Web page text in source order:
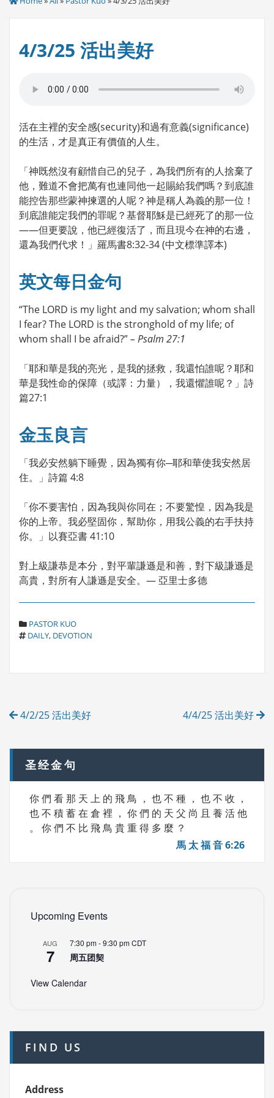
4/3/25 活出美好
活在主裡的安全感(security)和過有意義(significance)
的生活，才是真正有價值的人生。
「神既然沒有顧惜自己的兒子，為我們所有的人捨棄了
他，難道不會把萬有也連同他一起賜給我們嗎？到底誰
能控告那些蒙神揀選的人呢？神是稱人為義的那一位！
到底誰能定我們的罪呢？基督耶穌是已經死了的那一位
——但更要說，他已經復活了，而且現今在神的右邊，
還為我們代求！」羅馬書8:32-34 (中文標準譯本)
英文每日金句
“The LORD is my light and my salvation; whom shall
I fear? The LORD is the stronghold of my life; of
whom shall I be afraid?”– Psalm 27:1
「耶和華是我的亮光，是我的拯救，我還怕誰呢？耶和
華是我性命的保障（或譯：力量），我還懼誰呢？」詩
篇27:1
金玉良言
「我必安然躺下睡覺，因為獨有你─耶和華使我安然居
住。」詩篇 4:8
「你不要害怕，因為我與你同在；不要驚惶，因為我是
你的上帝。我必堅固你，幫助你，用我公義的右手扶持
你。」以賽亞書 41:10
對上級謙恭是本分，對平輩謙遜是和善，對下級謙遜是
高貴，對所有人謙遜是安全。— 亞里士多德
C
A
E
PASTOR KUO
T
DAILY, DEVOTION
Post
4/2/25 活出美好 4/4/25 活出美好
圣经金句
你 們 看 那 天 上 的 飛 鳥 ， 也 不 種 ， 也 不 收 ，
也 不 積 蓄 在 倉 裡 ， 你 們 的 天 父 尚 且 養 活 他
。 你 們 不 比 飛 鳥 貴 重 得 多 麼 ？
馬 太 福 音 6:26
Upcoming Events
AUG
7
7:30 pm-9:30 pmCDT
周五团契
View Calendar
FIND US
Address